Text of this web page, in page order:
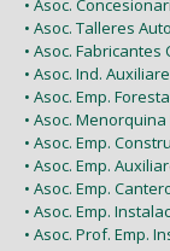
• Asoc.
• Asoc. Talleres
• Asoc.
• Asoc. Ind.
• Asoc. Emp.
• Asoc.
• Asoc. Emp.
• Asoc. Emp.
• Asoc. Emp.
• Asoc. Emp.
• Asoc. Prof. Emp.